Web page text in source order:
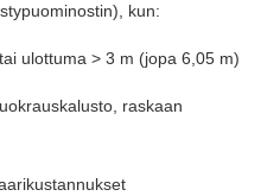
kun:
ulottuma > 3 m (jopa 6,05 m)
raskaan